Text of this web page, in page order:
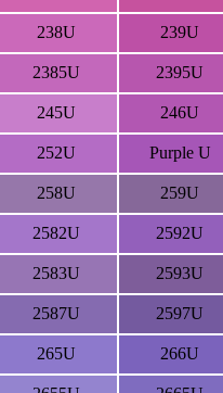
238U 239U
2385U 2395U
245U 246U
252U Purple U
258U 259U
2582U 2592U
2583U 2593U
2587U 2597U
265U 266U